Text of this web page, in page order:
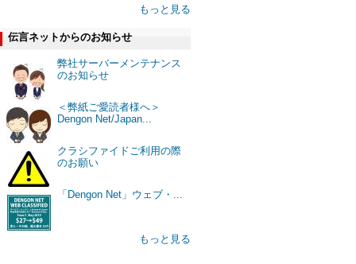
もっと見る
伝言ネットからのお知らせ
弊社サーバーメンテナンス
のお知らせ
＜弊紙ご愛読者様へ＞
Dengon Net/Japan...
クラシファイドご利用の際
のお願い
「Dengon Net」ウェブ・...
もっと見る